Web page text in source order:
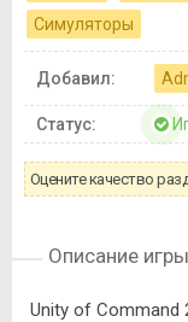
Симуляторы
Добавил:
Статус:
Оцените качество
Описание игры
Unity of Command